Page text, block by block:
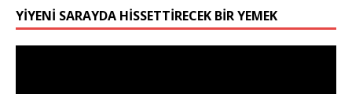
YIYENI SARAYDA HISSETTIRECEK BIR YEMEK